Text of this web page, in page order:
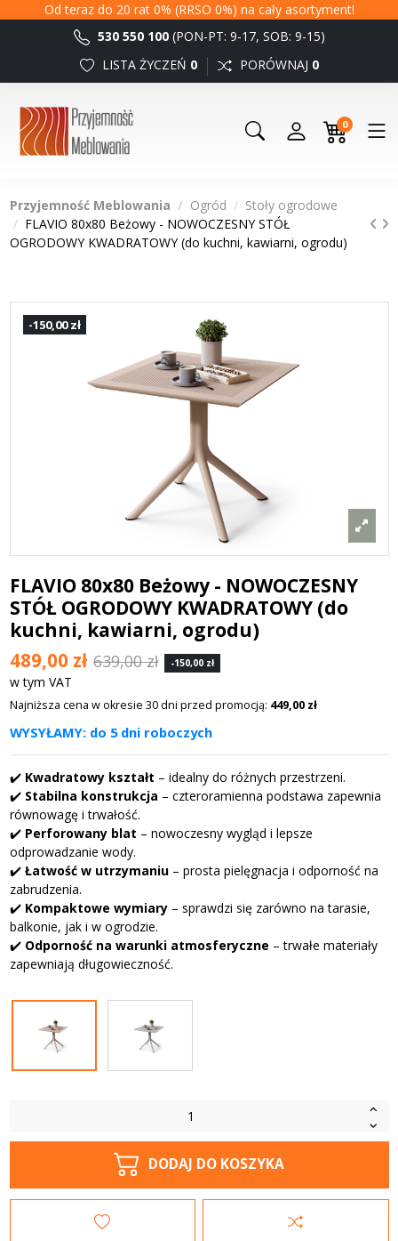
Od teraz do 20 rat 0% (RRSO 0%) na cały asortyment!
530 550 100 (PON-PT: 9-17, SOB: 9-15)
LISTA ŻYCZEŃ 0 PORÓWNAJ 0
0
Przyjemność Meblowania Ogród
Stoły ogrodowe
FLAVIO 80x80 Beżowy - NOWOCZESNY STÓŁ
OGRODOWY KWADRATOWY (do kuchni, kawiarni, ogrodu)
-150,00 zł
FLAVIO 80x80 Beżowy - NOWOCZESNY
STÓŁ OGRODOWY KWADRATOWY (do
kuchni, kawiarni, ogrodu)
489,00 zł 639,00 zł -150,00 zł
w tym VAT
Najniższa cena w okresie 30 dni przed promocją: 449,00 zł
WYSYŁAMY: do 5 dni roboczych
✔️ Kwadratowy kształt – idealny do różnych przestrzeni.
✔️ Stabilna konstrukcja – czteroramienna podstawa zapewnia
równowagę i trwałość.
✔️ Perforowany blat – nowoczesny wygląd i lepsze
odprowadzanie wody.
✔️ Łatwość w utrzymaniu– prosta pielęgnacja i odporność na
zabrudzenia.
✔️ Kompaktowe wymiary– sprawdzi się zarówno na tarasie,
balkonie, jak i w ogrodzie.
✔️ Odporność na warunki atmosferyczne – trwałe materiały
zapewniają długowieczność.
DODAJ DO KOSZYKA